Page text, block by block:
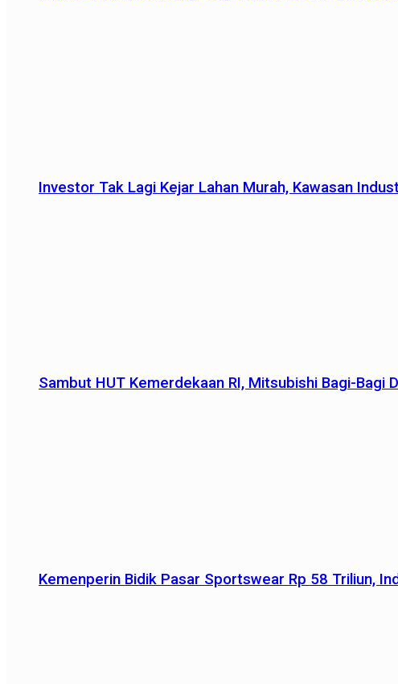
Investor Tak Lagi Kejar Lahan Murah, Kawasan
Sambut HUT Kemerdekaan RI, Mitsubishi Bagi-Bagi
Kemenperin Bidik Pasar Sportswear Rp 58 Triliun,